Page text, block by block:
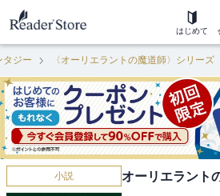
はじめて
タジー 〈オーリエラントの魔道師〉シリーズ
小説 オーリエラント